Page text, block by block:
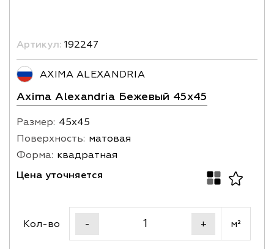
Артикул: 192247
AXIMA ALEXANDRIA
Axima Alexandria Бежевый 45x45
Размер: 45х45
Поверхность: матовая
Форма: квадратная
Цена уточняется
Кол-во - + м²